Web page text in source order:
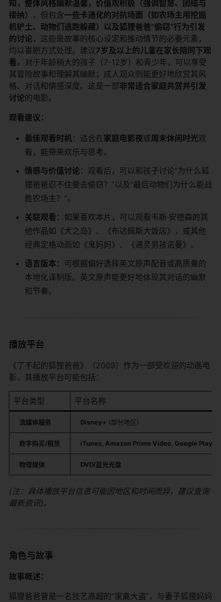
知，整体风格幽默温馨，价值观积极（强调智慧、团结与
接纳）​
​，但包含​​一些卡通化的对抗场面（如农场主用挖掘
机铲土、动物们逃跑躲藏）以及狐狸爸爸“偷窃”行为引发
的讨论​ ​，这些是故事的核心设定和推动情节的必要元素，
均以喜剧方式处理。建议​​7岁及以上的儿童在家长陪同下观
看​​。对于年龄稍大的孩子（7-12岁）和青少年，可以享受
其冒险故事和理解其幽默；成人观众则能更好地欣赏其风
格、对话和情感深度。这是一部​​非常适合家庭共赏并引发
讨论​​的电影。
​观看建议：​
​最佳观看时机​​：适合在​​家庭电影夜​​或​​周末休闲时光​​观
看，能带来欢乐与思考。
​情感与价值讨论​ ​：观看后，可以和孩子讨论“为什么狐
狸爸爸忍不住要去偷窃？”以及“最后动物们为什么能战
胜农场主？”。
​关联观看​ ​：如果喜欢本片，可以观看韦斯·安德森的其
他作品如《犬之岛》、《布达佩斯大饭店》，或其他
经典定格动画如《鬼妈妈》、《通灵男孩诺曼》。
​语言版本​ ​：可根据偏好选择英文原声配音或高质量的
本地化译制版。英文原声能更好地体现其对话的幽默
和节奏。
播放平台
《了不起的狐狸爸爸》（2009）作为一部受欢迎的动画电
影，其播放平台可能包括：
平台类型 平台名称
​流媒体服务​ ​Disney+​ ​ (部分地区)
​数字购买/租赁​ ​iTunes, Amazon Prime Video, Google Play,
​物理媒体​ ​DVD/蓝光光盘​
(注：具体播放平台信息可能因地区和时间而异，建议查询
最新资讯)。
角色与故事
​故事概述：​
狐狸爸爸曾是一名技艺高超的“家禽大盗”，与妻子狐狸妈妈